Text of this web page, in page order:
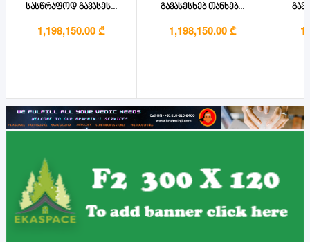
სასწრაფოდ გავასეს...
1,198,150.00 ₾
გავასესხებ თანხებ...
1,198,150.00 ₾